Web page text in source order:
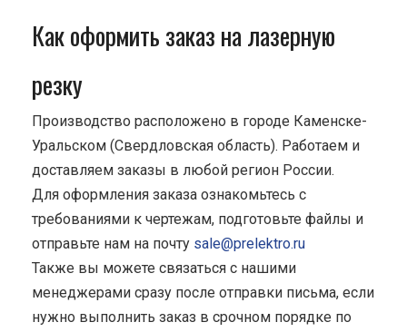
Как оформить заказ на лазерную
резку
Производство расположено в городе Каменске-
Уральском (Свердловская область). Работаем и
доставляем заказы в любой регион России.
Для оформления заказа ознакомьтесь с
требованиями к чертежам, подготовьте файлы и
отправьте нам на почту sale@prelektro.ru
Также вы можете связаться с нашими
менеджерами сразу после отправки письма, если
нужно выполнить заказ в срочном порядке по